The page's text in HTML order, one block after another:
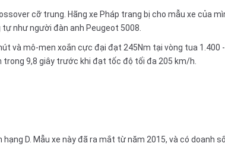
cỡ trung. Hãng xe Pháp trang bị cho mẫu xe của
như người đàn anh Peugeot 5008.
và mô-men xoắn cực đại đạt 245Nm tại vòng tua 1.400
9,8 giây trước khi đạt tốc độ tối đa 205 km/h.
hạng D . Mẫu xe này đã ra mắt từ năm 2015, và có doanh